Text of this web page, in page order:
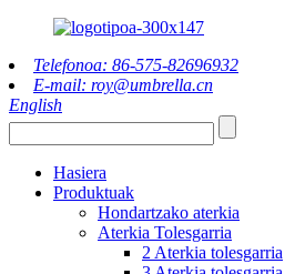
Telefonoa: 86-575-82696932
E-mail: roy@umbrella.cn
English
Hasiera
Produktuak
Hondartzako aterkia
Aterkia Tolesgarria
2 Aterkia tolesgarria